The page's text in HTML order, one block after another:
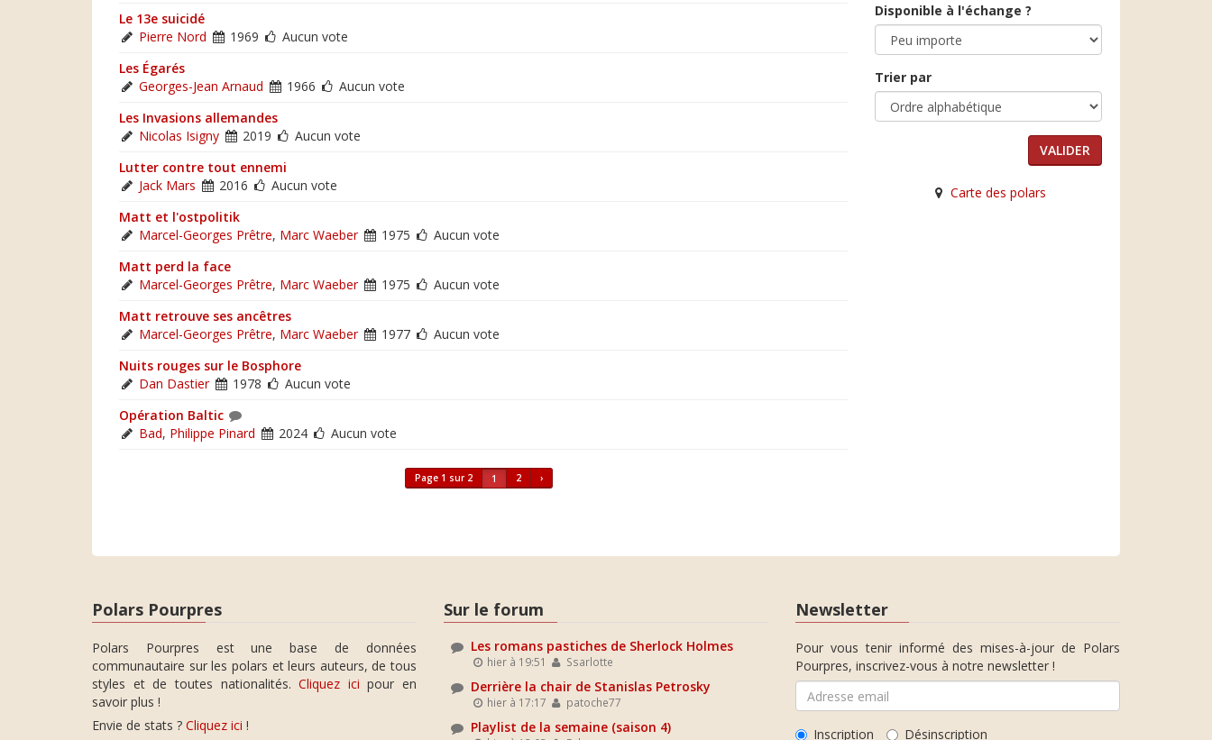
Le 13e suicidé
Pierre Nord
1969
Aucun vote
Les Égarés
Georges-Jean Arnaud
1966
Aucun vote
Les Invasions allemandes
Nicolas Isigny
2019
Aucun vote
Lutter contre tout ennemi
Jack Mars
2016
Aucun vote
Matt et l'ostpolitik
Marcel-Georges Prêtre, Marc Waeber 1975
Aucun vote
Matt perd la face
Marcel-Georges Prêtre, Marc Waeber 1975
Aucun vote
Matt retrouve ses ancêtres
Marcel-Georges Prêtre, Marc Waeber 1977
Aucun vote
Nuits rouges sur le Bosphore
Dan Dastier
1978
Aucun vote
Opération Baltic
Bad, Philippe Pinard 2024 Aucun vote
Page 1 sur 2 1 2 ›
Disponible à l'échange ?
Trier par
Carte des polars
Polars Pourpres
Polars Pourpres est une base de données
communautaire sur les polars et leurs auteurs, de tous
styles et de toutes nationalités.Cliquez ici pour en
savoir plus !
Envie de stats ? Cliquez ici !
Sur le forum
Les romans pastiches de Sherlock Holmes
hier à 19:51 Ssarlotte
Derrière la chair de Stanislas Petrosky
hier à 17:17 patoche77
Playlist de la semaine (saison 4)
Newsletter
Pour vous tenir informé des mises-à-jour de Polars
Pourpres, inscrivez-vous à notre newsletter !
Inscription Désinscription